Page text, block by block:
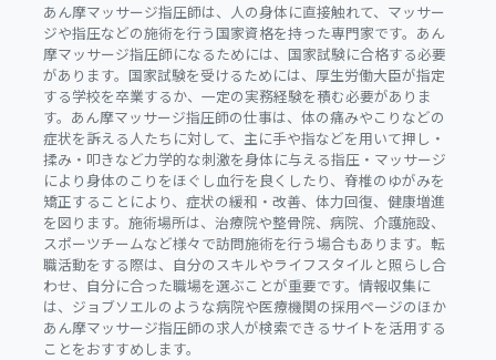
あん摩マッサージ指圧師は、人の身体に直接触れて、マッサー
ジや指圧などの施術を行う国家資格を持った専門家です。あん
摩マッサージ指圧師になるためには、国家試験に合格する必要
があります。国家試験を受けるためには、厚生労働大臣が指定
する学校を卒業するか、一定の実務経験を積む必要がありま
す。あん摩マッサージ指圧師の仕事は、体の痛みやこりなどの
症状を訴える人たちに対して、主に手や指などを用いて押し・
揉み・叩きなど力学的な刺激を身体に与える指圧・マッサージ
により身体のこりをほぐし血行を良くしたり、脊椎のゆがみを
矯正することにより、症状の緩和・改善、体力回復、健康増進
を図ります。施術場所は、治療院や整骨院、病院、介護施設、
スポーツチームなど様々で訪問施術を行う場合もあります。転
職活動をする際は、自分のスキルやライフスタイルと照らし合
わせ、自分に合った職場を選ぶことが重要です。情報収集に
は、ジョブソエルのような病院や医療機関の採用ページのほか
あん摩マッサージ指圧師の求人が検索できるサイトを活用する
ことをおすすめします。